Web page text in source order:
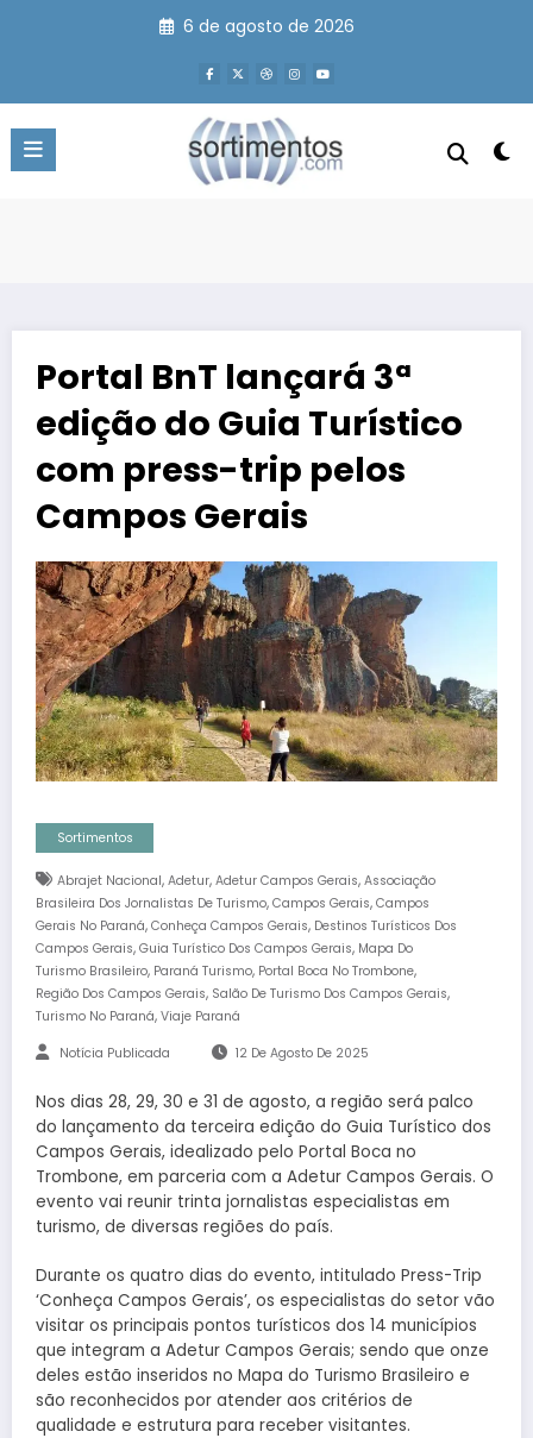
6 de agosto de 2026
Portal BnT lançará 3ª
edição do Guia Turístico
com press-trip pelos
Campos Gerais
Sortimentos
Abrajet Nacional, Adetur, Adetur Campos Gerais, Associação
Brasileira Dos Jornalistas De Turismo, Campos Gerais, Campos
Gerais No Paraná, Conheça Campos Gerais, Destinos Turísticos Dos
Campos Gerais, Guia Turístico Dos Campos Gerais, Mapa Do
Turismo Brasileiro, Paraná Turismo, Portal Boca No Trombone,
Região Dos Campos Gerais, Salão De Turismo Dos Campos Gerais,
Turismo No Paraná, Viaje Paraná
Notícia Publicada 12 De Agosto De 2025
Nos dias 28, 29, 30 e 31 de agosto, a região será palco
do lançamento da terceira edição do Guia Turístico dos
Campos Gerais, idealizado pelo Portal Boca no
Trombone, em parceria com a Adetur Campos Gerais. O
evento vai reunir trinta jornalistas especialistas em
turismo, de diversas regiões do país.
Durante os quatro dias do evento, intitulado Press-Trip
‘Conheça Campos Gerais’, os especialistas do setor vão
visitar os principais pontos turísticos dos 14 municípios
que integram a Adetur Campos Gerais; sendo que onze
deles estão inseridos no Mapa do Turismo Brasileiro e
são reconhecidos por atender aos critérios de
qualidade e estrutura para receber visitantes.